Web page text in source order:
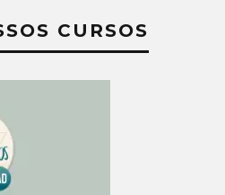
CURSOS